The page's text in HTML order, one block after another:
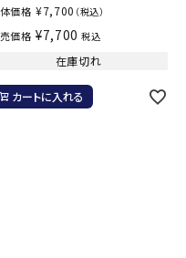
価格 ¥7,700 （税込）
価格 ¥7,700 税込
在庫切れ
カートに入れる